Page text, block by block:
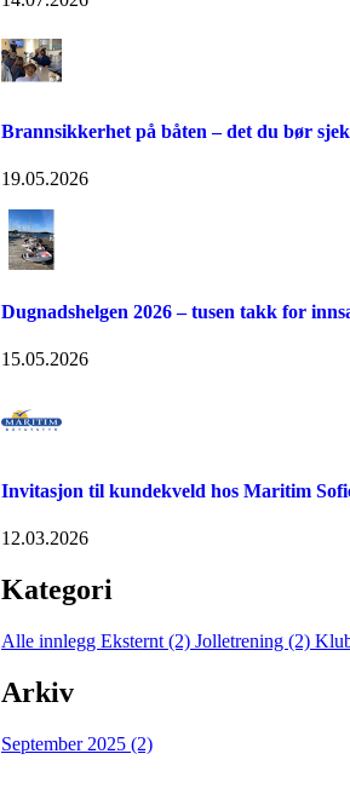
Brannsikkerhet på båten – det du bør
19.05.2026
Dugnadshelgen 2026 – tusen takk for
15.05.2026
Invitasjon til kundekveld hos Maritim
12.03.2026
Kategori
Alle innlegg Eksternt (2) Jolletrening (2)
Arkiv
September 2025 (2)